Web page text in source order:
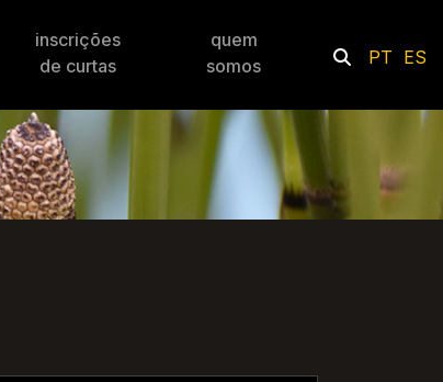
inscrições
de curtas
quem
somos
PT ES